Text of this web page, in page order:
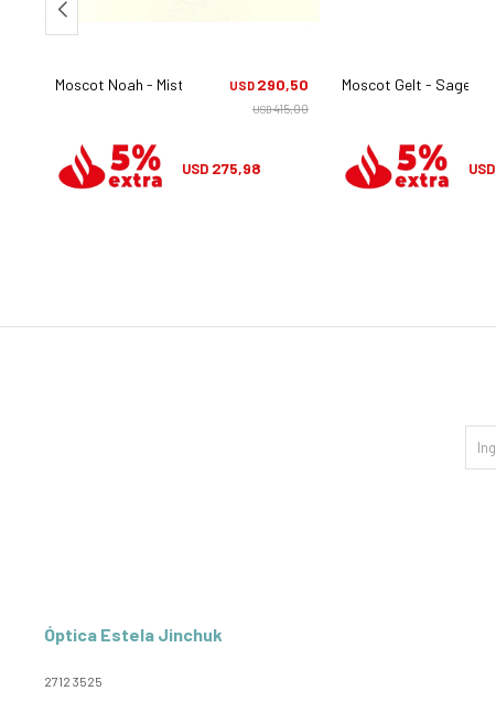
Moscot Noah - Mist USD 290,50
USD415,00
USD 275,98
Moscot Gelt - Sage
USD
Óptica Estela Jinchuk
2712 3525